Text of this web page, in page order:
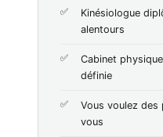
Kinésiologue
alentours
Cabinet
définie
Vous voulez des
vous